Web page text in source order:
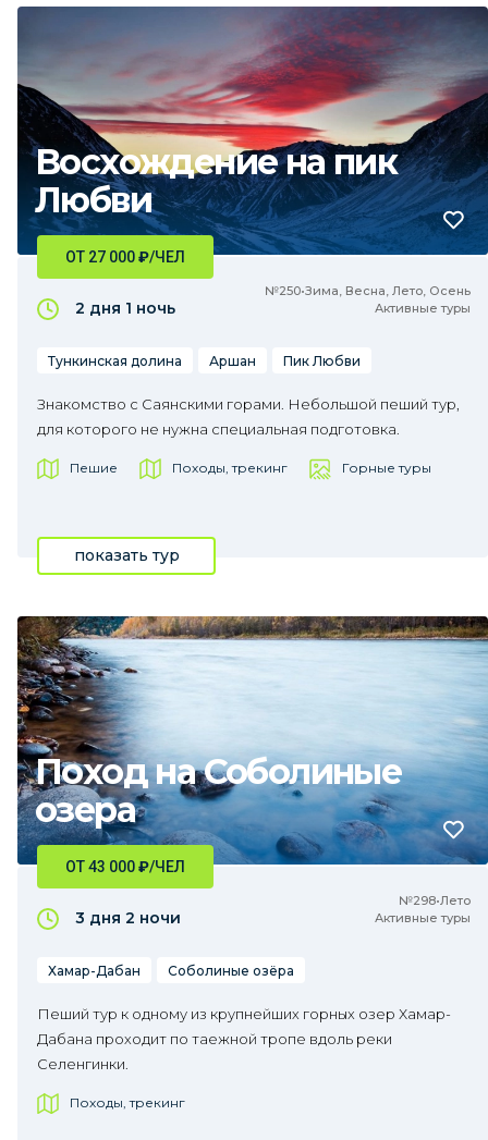
Восхождение на пик
Любви
№250•Зима, Весна, Лето, Осень
Активные туры
ОТ 27 000₽/ЧЕЛ
2 дня 1 ночь
Тункинская долина Аршан Пик Любви
Знакомство с Саянскими горами. Небольшой пеший тур,
для которого не нужна специальная подготовка.
Пешие Походы, трекинг Горные туры
показать тур
Поход на Соболиные
озера
№298•Лето
Активные туры
ОТ 43 000₽/ЧЕЛ
3 дня 2 ночи
Хамар-Дабан Соболиные озёра
Пеший тур к одному из крупнейших горных озер Хамар-
Дабана проходит по таежной тропе вдоль реки
Селенгинки.
Походы, трекинг